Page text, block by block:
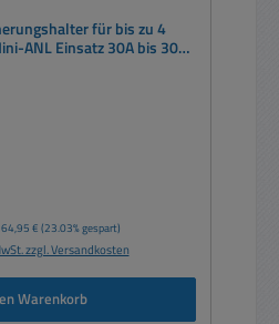
für bis zu 4
ANL Einsatz 30A bis 300A
Regulärer Preis:
64,95 € (23.03% gespart)
zzgl. Versandkosten
Warenkorb